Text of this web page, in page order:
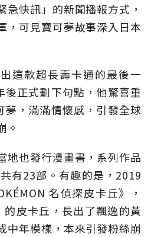
急快訊」的新聞播報方式，
，可見寶可夢故事深入日本
這款超長壽卡通的最後一
正式劃下句點，他驚喜重
夢，滿滿情懷感，引發全球
。
地也發行漫畫書，系列作品
有23部。有趣的是，2019
名偵探皮卡丘》，
皮卡丘，長出了飄逸的黃
中年模樣，本來引發粉絲崩